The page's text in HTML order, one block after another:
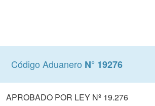
Código Aduanero N° 19276
APROBADO POR LEY Nº 19.276